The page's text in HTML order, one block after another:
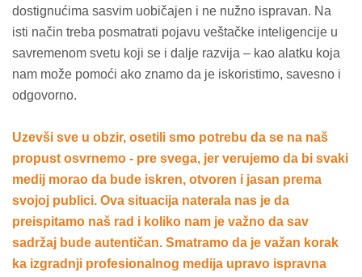
dostignućima sasvim uobičajen i ne nužno ispravan. Na
isti način treba posmatrati pojavu veštačke inteligencije u
savremenom svetu koji se i dalje razvija – kao alatku koja
nam može pomoći ako znamo da je iskoristimo, savesno i
odgovorno.
Uzevši sve u obzir, osetili smo potrebu da se na naš
propust osvrnemo - pre svega, jer verujemo da bi svaki
medij morao da bude iskren, otvoren i jasan prema
svojoj publici. Ova situacija naterala nas je da
preispitamo naš rad i koliko nam je važno da sav
sadržaj bude autentičan. Smatramo da je važan korak
ka izgradnji profesionalnog medija upravo ispravna